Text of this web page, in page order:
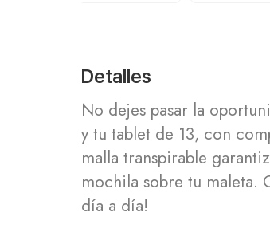
Detalles
No dejes pasar la
y tu tablet de 13, con
malla transpirable
mochila sobre tu maleta.
día a día!